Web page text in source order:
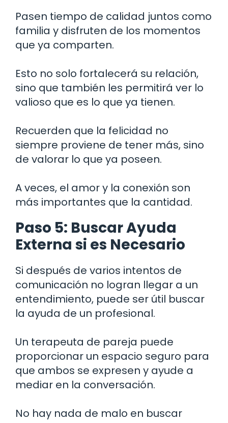
Pasen tiempo de calidad juntos como
familia y disfruten de los momentos
que ya comparten.
Esto no solo fortalecerá su relación,
sino que también les permitirá ver lo
valioso que es lo que ya tienen.
Recuerden que la felicidad no
siempre proviene de tener más, sino
de valorar lo que ya poseen.
A veces, el amor y la conexión son
más importantes que la cantidad.
Paso 5: Buscar Ayuda
Externa si es Necesario
Si después de varios intentos de
comunicación no logran llegar a un
entendimiento, puede ser útil buscar
la ayuda de un profesional.
Un terapeuta de pareja puede
proporcionar un espacio seguro para
que ambos se expresen y ayude a
mediar en la conversación.
No hay nada de malo en buscar